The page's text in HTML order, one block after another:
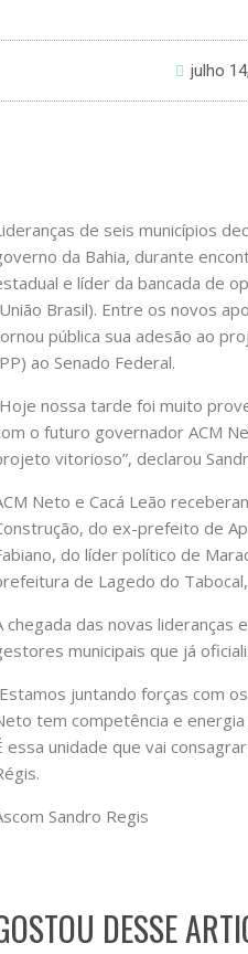
julho
de seis municípios
da Bahia, durante
e líder da bancada de
Brasil). Entre os novos
pública sua adesão ao
ao Senado Federal.
nossa tarde foi muito
o futuro governador ACM
vitorioso”, declarou
Neto e Cacá Leão
do ex-prefeito de
do líder político de
de Lagedo do
chegada das novas
municipais que já
juntando forças com
tem competência e
essa unidade que vai
Sandro Regis
DESSE